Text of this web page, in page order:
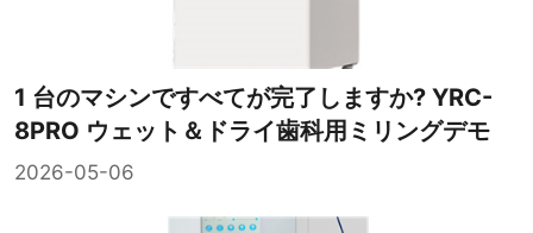
1 台のマシンですべてが完了しますか? YRC-
8PRO ウェット＆ドライ歯科用ミリングデモ
2026-05-06